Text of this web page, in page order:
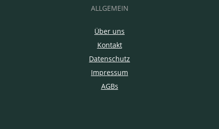
ALLGEMEIN
Über uns
Kontakt
Datenschutz
Impressum
AGBs